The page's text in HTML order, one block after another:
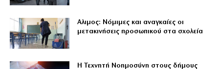
Αλιμος: Νόμιμες και αναγκαίες οι
μετακινήσεις προσωπικού στα σχολεία
Η Τεχνητή Νοημοσύνη στους δήμους